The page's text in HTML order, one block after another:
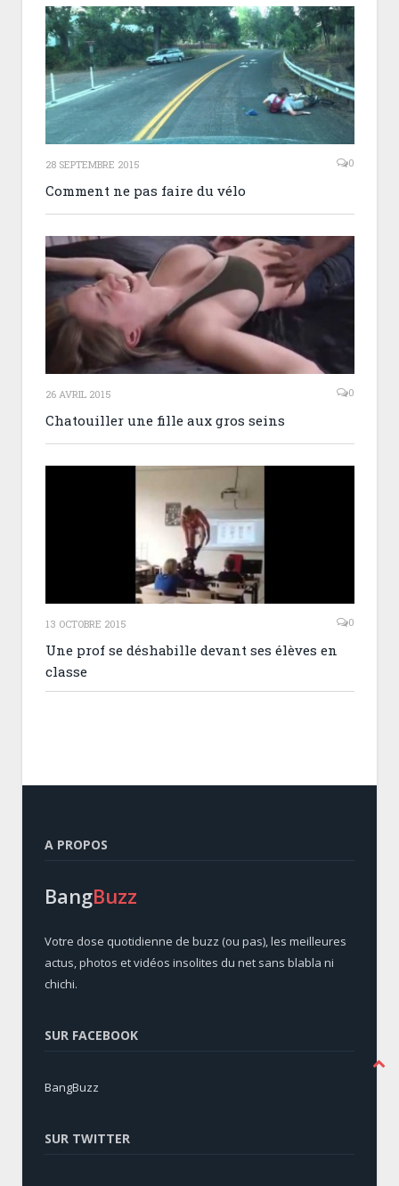
28 SEPTEMBRE 2015 0
Comment ne pas faire du vélo
26 AVRIL 2015 0
Chatouiller une fille aux gros seins
13 OCTOBRE 2015 0
Une prof se déshabille devant ses élèves en
classe
A PROPOS
BangBuzz
Votre dose quotidienne de buzz (ou pas), les meilleures
actus, photos et vidéos insolites du net sans blabla ni
chichi.
SUR FACEBOOK
BangBuzz
SUR TWITTER